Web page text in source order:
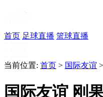
首页 足球直播 篮球直播
当前位置: 首页 > 国际友谊 >
国际友谊 刚